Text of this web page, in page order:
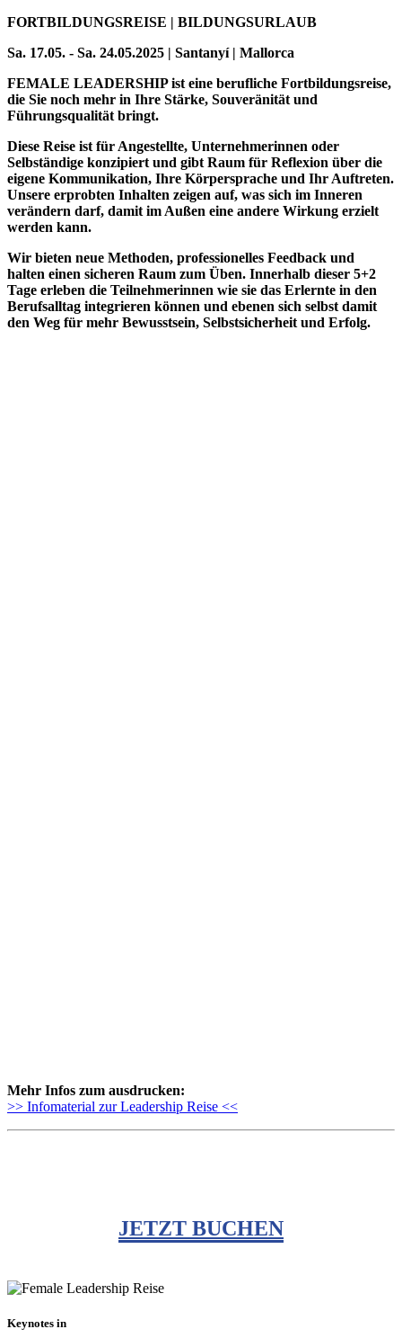
FORTBILDUNGSREISE | BILDUNGSURLAUB
Sa. 17.05. - Sa. 24.05.2025 | Santanyí | Mallorca
FEMALE LEADERSHIP ist eine berufliche Fortbildungsreise,
die Sie noch mehr in Ihre Stärke, Souveränität und
Führungsqualität bringt.
Diese Reise ist für Angestellte, Unternehmerinnen oder
Selbständige konzipiert und gibt Raum für Reflexion über die
eigene Kommunikation, Ihre Körpersprache und Ihr Auftreten.
Unsere erprobten Inhalten zeigen auf, was sich im Inneren
verändern darf, damit im Außen eine andere Wirkung erzielt
werden kann.
Wir bieten neue Methoden, professionelles Feedback und
halten einen sicheren Raum zum Üben. Innerhalb dieser 5+2
Tage erleben die Teilnehmerinnen wie sie das Erlernte in den
Berufsalltag integrieren können und ebenen sich selbst damit
den Weg für mehr Bewusstsein, Selbstsicherheit und Erfolg.
Mehr Infos zum ausdrucken:
>> Infomaterial zur Leadership Reise <<
JETZT BUCHEN
Keynotes in